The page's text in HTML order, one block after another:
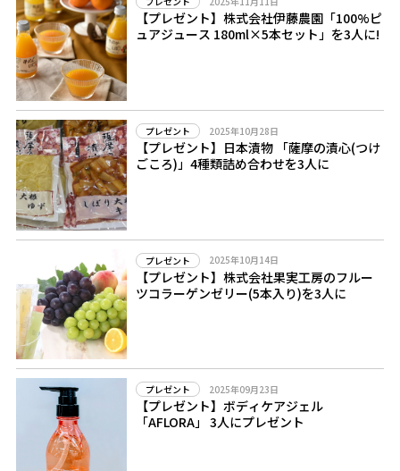
【プレゼント】株式会社伊藤農園「100%ピ
ュアジュース 180ml×5本セット」を3人に!
プレゼント 2025年10月28日
【プレゼント】日本漬物 「薩摩の漬心(つけ
ごころ)」4種類詰め合わせを3人に
プレゼント 2025年10月14日
【プレゼント】株式会社果実工房のフルー
ツコラーゲンゼリー(5本入り)を3人に
プレゼント 2025年09月23日
【プレゼント】ボディケアジェル
「AFLORA」 3人にプレゼント